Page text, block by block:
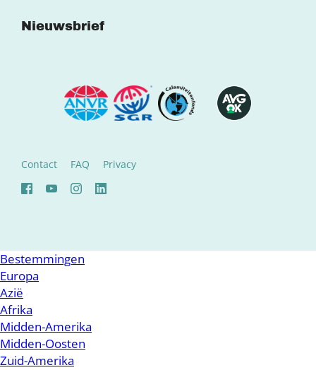
Nieuwsbrief
Contact FAQ Privacy
Bestemmingen
Europa
Azië
Afrika
Midden-Amerika
Midden-Oosten
Zuid-Amerika